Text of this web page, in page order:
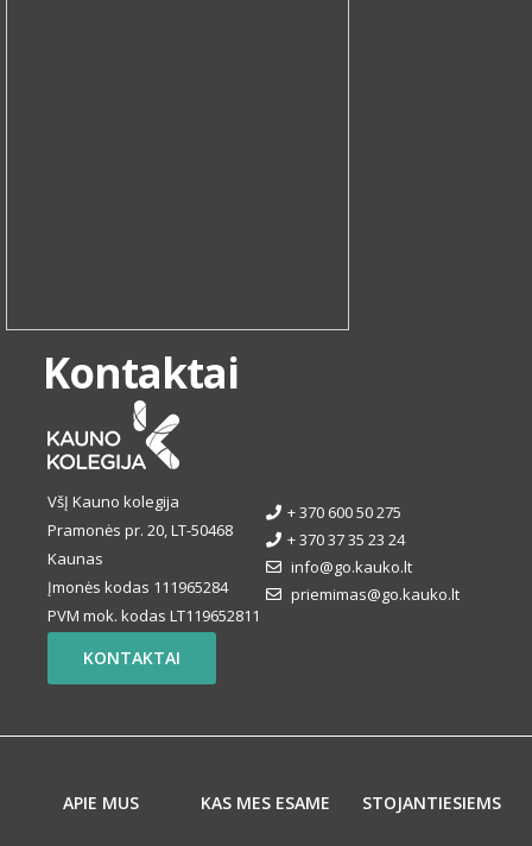
Kontaktai
VšĮ Kauno kolegija
Pramonės pr. 20, LT-50468
Kaunas
Įmonės kodas 111965284
PVM mok. kodas LT119652811
+ 370 600 50 275
+ 370 37 35 23 24
info@go.kauko.lt
priemimas@go.kauko.lt
KONTAKTAI
APIE MUS KAS MES ESAME STOJANTIESIEMS